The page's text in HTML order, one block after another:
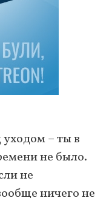
– ты в
не было.
не
ничего не